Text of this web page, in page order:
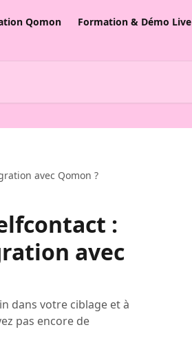
Qomon Formation & Démo Live
avec Qomon ?
:
avec
dans votre ciblage et à
pas encore de